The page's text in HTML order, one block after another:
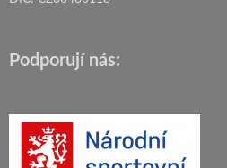
Podporují nás: